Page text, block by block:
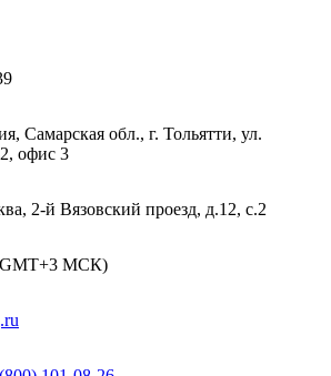
Самарская обл., г. Тольятти, ул.
офис 3
2-й Вязовский проезд, д.12, с.2
МСК)